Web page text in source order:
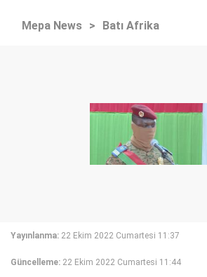
Mepa News > Batı Afrika
Yayınlanma: 22 Ekim 2022 Cumartesi 11:37
Güncelleme: 22 Ekim 2022 Cumartesi 11:44